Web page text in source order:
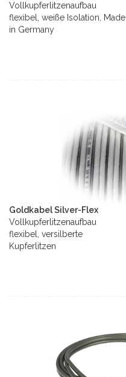
Vollkupferlitzenaufbau
flexibel, weiße Isolation, Made
in Germany
Goldkabel Silver-Flex
Vollkupferlitzenaufbau
flexibel, versilberte
Kupferlitzen